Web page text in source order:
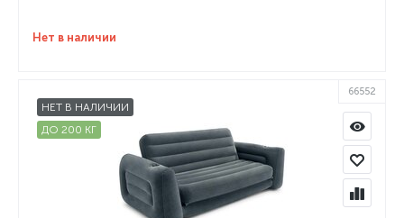
Нет в наличии
НЕТ В НАЛИЧИИ
ДО 200 КГ
66552